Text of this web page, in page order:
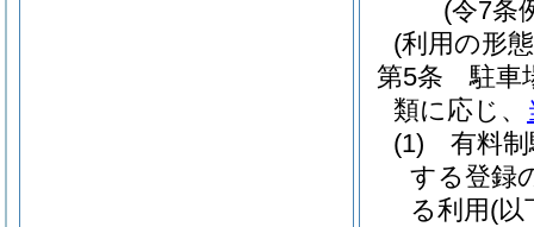
(令7条
(利用の形
第5条
駐車
類に応じ、
(1)
有料
する登録
る利用 (以